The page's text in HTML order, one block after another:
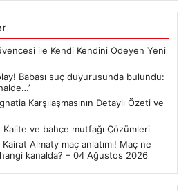
ile Kendi Kendini Ödeyen Yeni
Babası suç duyurusunda bulundu:
Karşılaşmasının Detaylı Özeti ve
Kalite ve bahçe mutfağı Çözümleri
Almaty maç anlatımı! Maç ne
kanalda? – 04 Ağustos 2026